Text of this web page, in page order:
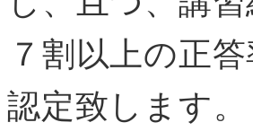
７割以上の正
定致します。